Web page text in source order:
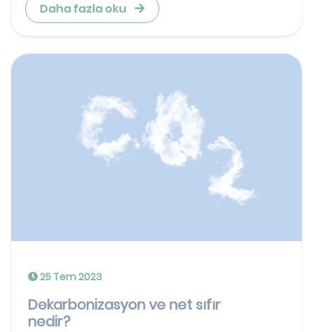
Daha fazla oku
25 Tem 2023
Dekarbonizasyon ve net sıfır
nedir?